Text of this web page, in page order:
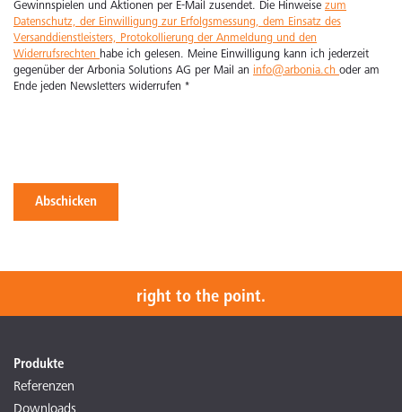
Gewinnspielen und Aktionen per E-Mail zusendet. Die Hinweise zum
Datenschutz, der Einwilligung zur Erfolgsmessung, dem Einsatz des
Versanddienstleisters, Protokollierung der Anmeldung und den
Widerrufsrechten habe ich gelesen. Meine Einwilligung kann ich jederzeit
gegenüber der Arbonia Solutions AG per Mail an info@arbonia.ch oder am
Ende jeden Newsletters widerrufen *
Abschicken
right to the point.
Produkte
Referenzen